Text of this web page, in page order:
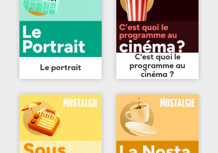
Le portrait
C'est quoi le
programme au
cinéma ?